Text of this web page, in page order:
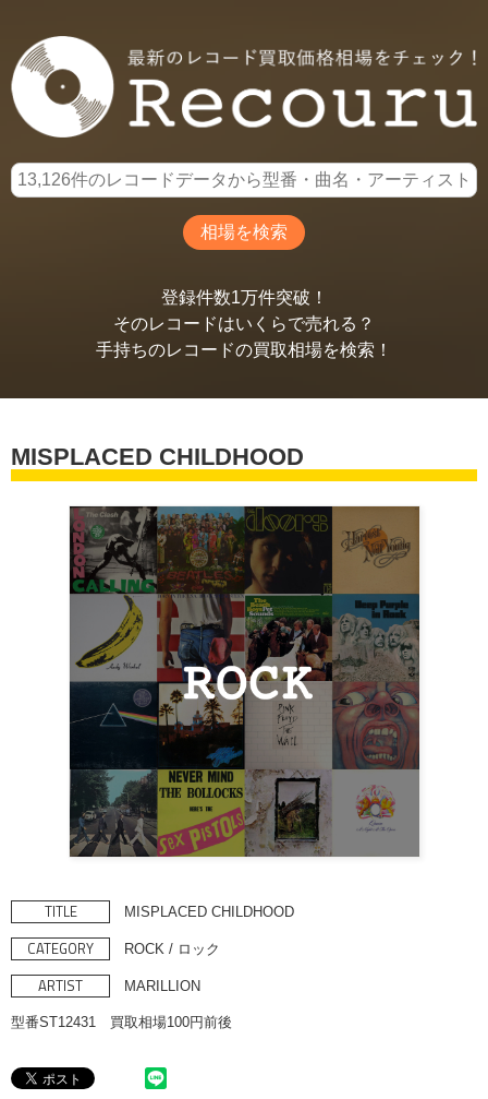
登録件数1万件突破！
そのレコードはいくらで売れる？
手持ちのレコードの買取相場を検索！
MISPLACED CHILDHOOD
TITLE MISPLACED CHILDHOOD
CATEGORY ROCK / ロック
ARTIST MARILLION
型番ST12431 買取相場100円前後